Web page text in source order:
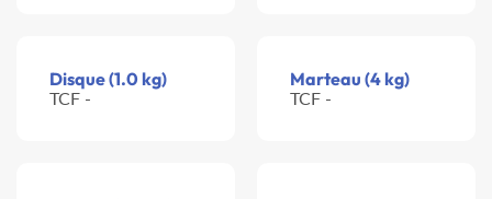
Disque (1.0 kg)
TCF -
Marteau (4 kg)
TCF -